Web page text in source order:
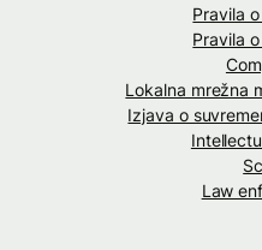
Pravila
Pravila
Lokalna mrežna
Izjava o
Law